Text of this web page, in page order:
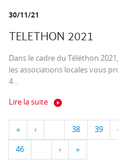
30/11/21
TELETHON 2021
Dans le cadre du Téléthon
les associations locales vous
4...
Lire la suite
« ‹ … 38 39
46 … › »